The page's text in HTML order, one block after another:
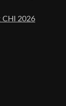
CHI 2026